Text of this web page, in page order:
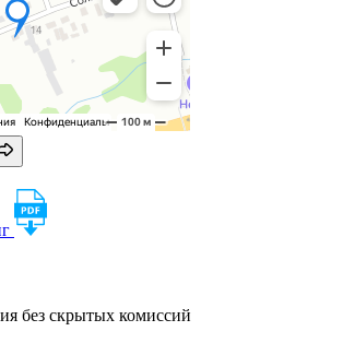
без скрытых комиссий